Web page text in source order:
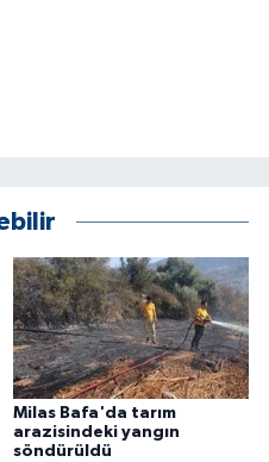
Milas Bafa'da tarım
arazisindeki yangın
söndürüldü